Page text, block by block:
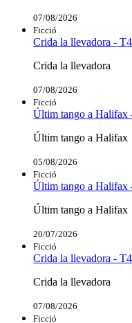
07/08/2026
Ficció
Crida la llevadora -
Crida la llevadora
07/08/2026
Ficció
Últim tango a Halifax
Últim tango a Halifax
05/08/2026
Ficció
Últim tango a Halifax
Últim tango a Halifax
20/07/2026
Ficció
Crida la llevadora -
Crida la llevadora
07/08/2026
Ficció